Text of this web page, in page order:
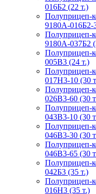
016Б2 (22 т.)
Полуприцеп-
9180А-016Б2-
Полуприцеп-
9180А-037Б2
Полуприцеп-
005В3 (24 т.)
Полуприцеп-
017Н3-10 (30
Полуприцеп-
026В3-60 (30
Полуприцеп-
043В3-10 (30
Полуприцеп-
046В3-30 (30
Полуприцеп-
046В3-65 (30
Полуприцеп-
042Б3 (35 т.)
Полуприцеп-
016Н3 (35 т.)